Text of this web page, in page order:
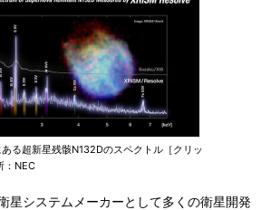
る超新星残骸N132Dのスペクトル［クリッ
：NEC
星システムメーカーとして多くの衛星開発